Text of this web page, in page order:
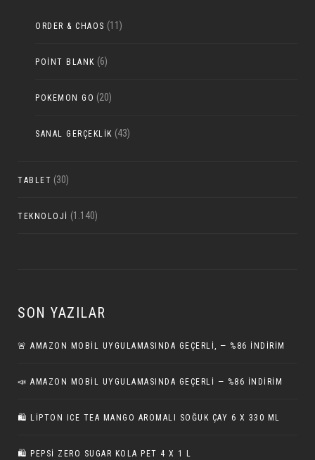
ORDER & CHAOS (11)
POINT BLANK (6)
POKEMON GO (20)
SANAL GERÇEKLIK (43)
TABLET (30)
TEKNOLOJI (1.140)
SON YAZILAR
🚨 AMAZON MOBIL UYGULAMASINDA GEÇERLI, — %86 İNDIRIM
📣 AMAZON MOBIL UYGULAMASINDA GEÇERLI — %86 İNDIRIM
🛍️ LIPTON ICE TEA MANGO AROMALI SOĞUK ÇAY 6 X 330 ML
🛍️ PEPSI ZERO SUGAR KOLA PET 4 X 1 L